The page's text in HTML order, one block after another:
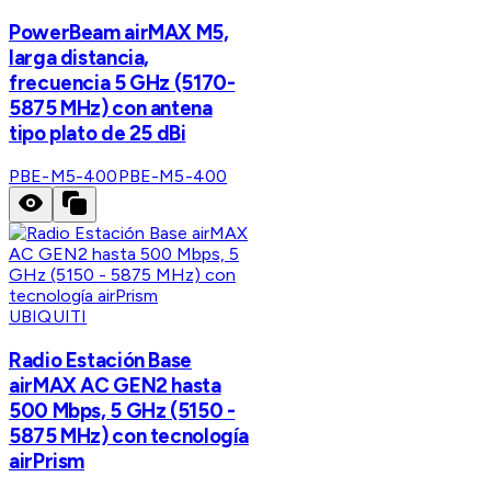
PowerBeam airMAX M5,
larga distancia,
frecuencia 5 GHz (5170-
5875 MHz) con antena
tipo plato de 25 dBi
PBE-M5-400PBE-M5-400
UBIQUITI
Radio Estación Base
airMAX AC GEN2 hasta
500 Mbps, 5 GHz (5150 -
5875 MHz) con tecnología
airPrism